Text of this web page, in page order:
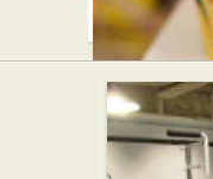
カルビー
プラス 原